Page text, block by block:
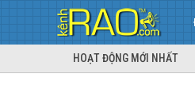
HOẠT ĐỘNG MỚI NHẤT